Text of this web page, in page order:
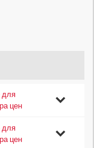
для
цен
для
цен